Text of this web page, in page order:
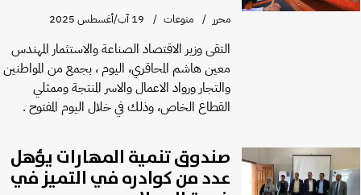
محرر منوعات 19 آب/أغسطس 2025
التقى وزير الاقتصاد الصناعة والاستثمار المهندس
معين هاشم المحاقري، اليوم ، بجمع من المواطنين
والتجار ورواد الاعمال والاسر المنتجة وممثلي
القطاع الخاص، وذلك في خلال اليوم المفتوح .
صندوق تنمية المهارات يؤهل
عدد من كوادره في التميز في